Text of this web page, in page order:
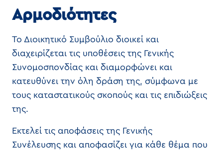
Αρμοδιότητες
Το Διοικητικό Συμβούλιο διοικεί και
διαχειρίζεται τις υποθέσεις της Γενικής
Συνομοσπονδίας και διαμορφώνει και
κατευθύνει την όλη δράση της, σύμφωνα με
τους καταστατικούς σκοπούς και τις επιδιώξεις
της.
Εκτελεί τις αποφάσεις της Γενικής
Συνέλευσης και αποφασίζει για κάθε θέμα που